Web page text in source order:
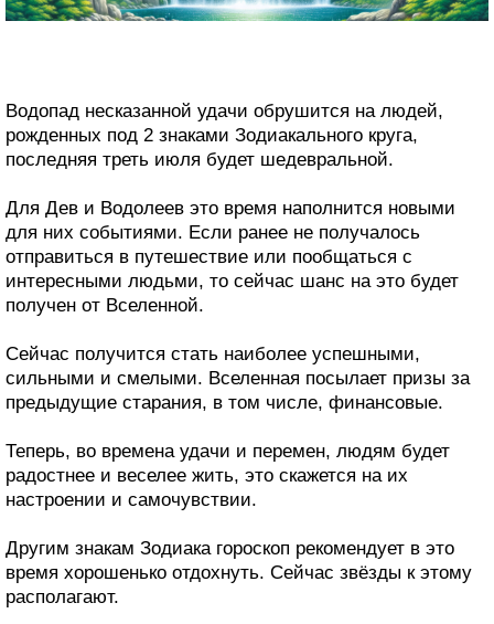
Водопад несказанной удачи обрушится на людей,
рожденных под 2 знаками Зодиакального круга,
последняя треть июля будет шедевральной.
Для Дев и Водолеев это время наполнится новыми
для них событиями. Если ранее не получалось
отправиться в путешествие или пообщаться с
интересными людьми, то сейчас шанс на это будет
получен от Вселенной.
Сейчас получится стать наиболее успешными,
сильными и смелыми. Вселенная посылает призы за
предыдущие старания, в том числе, финансовые.
Теперь, во времена удачи и перемен, людям будет
радостнее и веселее жить, это скажется на их
настроении и самочувствии.
Другим знакам Зодиака гороскоп рекомендует в это
время хорошенько отдохнуть. Сейчас звёзды к этому
располагают.